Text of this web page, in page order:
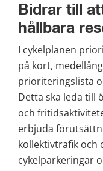
Bidrar till
hållbara
I cykelplanen
på kort,
prioriteringslista
Detta ska leda till
och
erbjuda
kollektivtrafik och
cykelparkeringar